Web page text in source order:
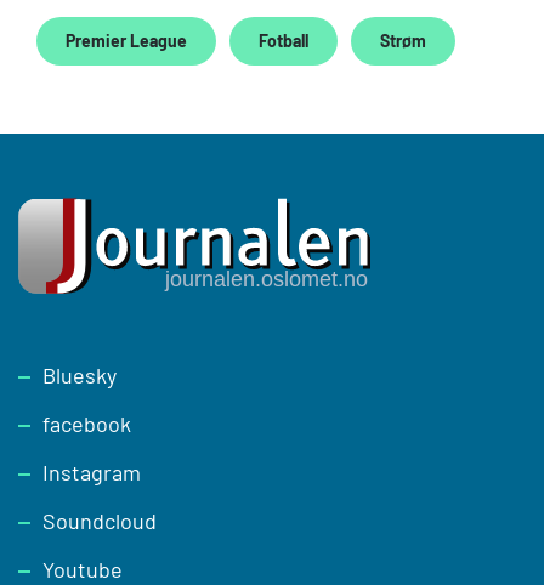
Premier League Fotball Strøm
Footer
Bluesky
facebook
Instagram
Soundcloud
Youtube